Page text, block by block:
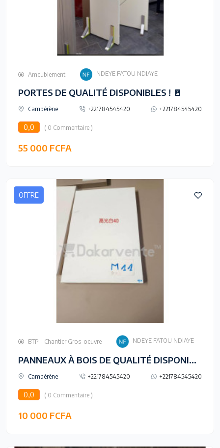
Ameublement NDEYE FATOU NDIAYE
PORTES DE QUALITÉ DISPONIBLES ! 🚪
Cambérène +221784545420 +221784545420
0,0 ( 0 Commentaire )
55 000 FCFA
OFFRE
BTP - Chantier Gros-oeuvre NDEYE FATOU NDIAYE
PANNEAUX À BOIS DE QUALITÉ DISPONIBLES !
Cambérène +221784545420 +221784545420
0,0 ( 0 Commentaire )
10 000 FCFA